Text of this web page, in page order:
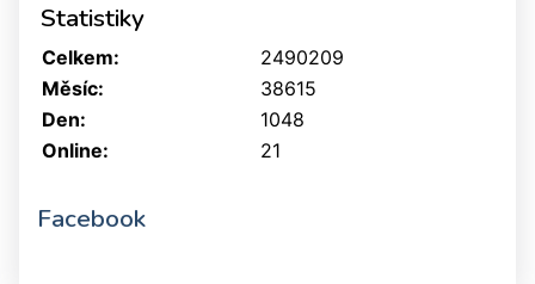
Statistiky
Online: 21
Celkem:
2490209
Měsíc:
38615
Den:
1048
Facebook